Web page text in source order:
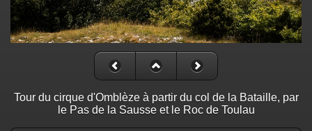
Tour du cirque d'Omblèze à partir du col de la Bataille, par
le Pas de la Sausse et le Roc de Toulau